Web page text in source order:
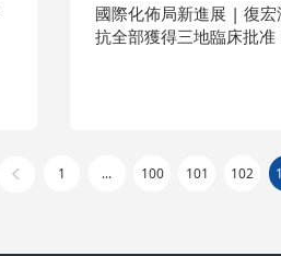
國際化佈局新進展 | 復
抗全部獲得三地臨床批准
1 ... 100 101 102